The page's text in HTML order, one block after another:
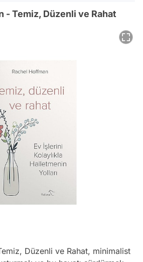
- Temiz, Düzenli ve Rahat
Düzenli ve Rahat, minimalist